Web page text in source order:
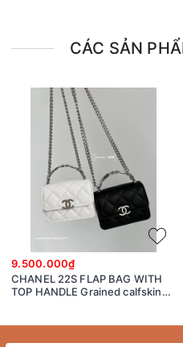
CÁC SẢN
9.500.000₫
CHANEL 22S FLAP BAG WITH
TOP HANDLE Grained calfskin